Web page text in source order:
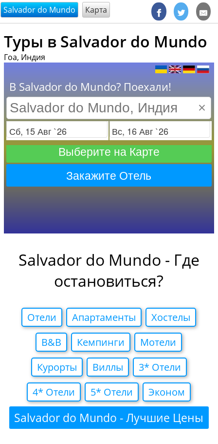
@endsectiom
Salvador do Mundo Карта
Туры в Salvador do Mundo
Гоа, Индия
В Salvador do Mundo? Поехали!
×
Заезд Отъезд
Выберите на Карте
Закажите Отель
Salvador do Mundo - Где
остановиться?
Отели Апартаменты
Хостелы
B&B
Кемпинги
Мотели
Курорты
Виллы
3* Отели
4* Отели
5* Отели Эконом
Salvador do Mundo - Лучшие Цены